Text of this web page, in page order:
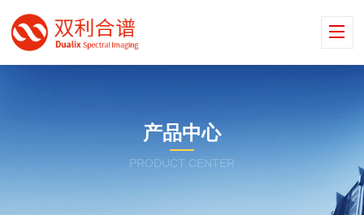
产品中心
PRODUCT CENTER